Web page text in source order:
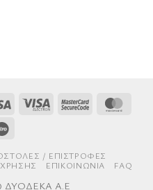
Visa
Visa
MasterCard
/ ΕΠΙΣΤΡΟΦΈΣ
ΕΠΙΚΟΙΝΩΝΊΑ FAQ
ΔΥΟΔΕΚΑ Α.Ε